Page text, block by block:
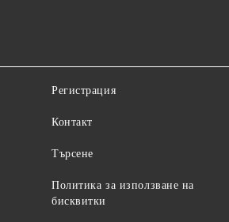
Регистрация
Контакт
Търсене
Политика за използване на
бисквитки